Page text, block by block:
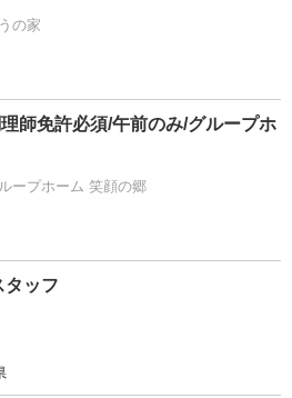
の家
師免許必須/午前のみ/グループホ
ープホーム 笑顔の郷
タッフ